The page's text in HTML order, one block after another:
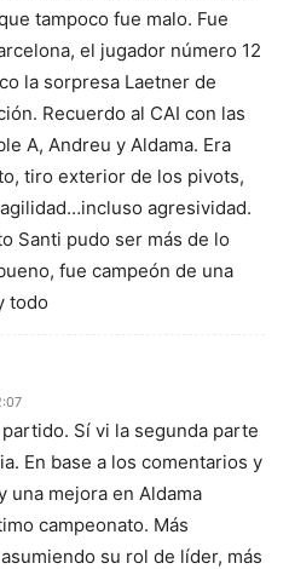
tampoco fue malo. Fue
el jugador número 12
la sorpresa Laetner de
Recuerdo al CAI con las
A, Andreu y Aldama. Era
tiro exterior de los pivots,
agresividad.
Santi pudo ser más de lo
fue campeón de una
todo
Sí vi la segunda parte
En base a los comentarios y
una mejora en Aldama
campeonato. Más
su rol de líder, más